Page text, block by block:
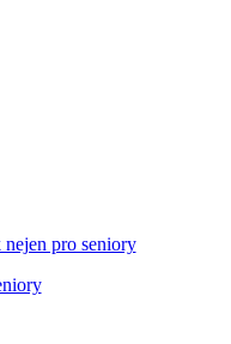
nejen pro seniory